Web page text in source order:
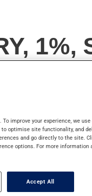
1%,
improve your experience, we
optimise site functionality, and
and go directly to the site.
options. For more information
Accept All